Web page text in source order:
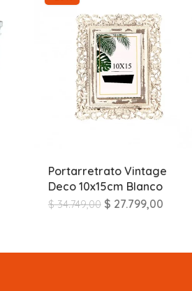
Portarretrato Vintage
Deco 10x15cm Blanco
$34.749,00 $ 27.799,00